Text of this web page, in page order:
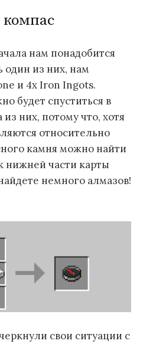
компас
нам понадобится
один из них, нам
и 4x Iron Ingots.
будет спуститься в
них, потому что, хотя
относительно
камня можно найти
нижней части карты
немного алмазов!
свои ситуации с